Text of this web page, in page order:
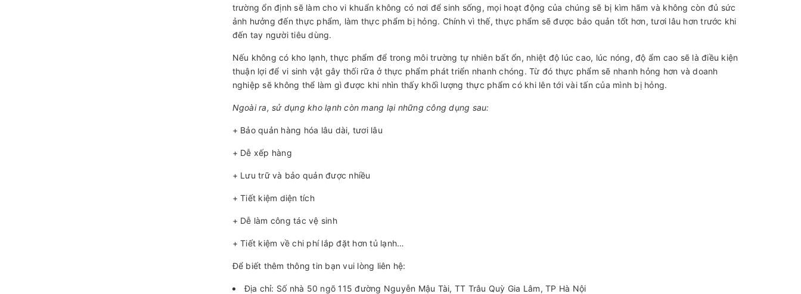
trường ổn định sẽ làm cho vi khuẩn không có nơi để sinh sống, mọi hoạt động của chúng sẽ bị kìm hãm và không còn đủ sức
ảnh hưởng đến thực phẩm, làm thực phẩm bị hỏng. Chính vì thế, thực phẩm sẽ được bảo quản tốt hơn, tươi lâu hơn trước khi
đến tay người tiêu dùng.
Nếu không có kho lạnh, thực phẩm để trong môi trường tự nhiên bất ổn, nhiệt độ lúc cao, lúc nóng, độ ẩm cao sẽ là điều kiện
thuận lợi để vi sinh vật gây thối rữa ở thực phẩm phát triển nhanh chóng. Từ đó thực phẩm sẽ nhanh hỏng hơn và doanh
nghiệp sẽ không thể làm gì được khi nhìn thấy khối lượng thực phẩm có khi lên tới vài tấn của mình bị hỏng.
Ngoài ra, sử dụng kho lạnh còn mang lại những công dụng sau:
+ Bảo quản hàng hóa lâu dài, tươi lâu
+ Dễ xếp hàng
+ Lưu trữ và bảo quản được nhiều
+ Tiết kiệm diện tích
+ Dễ làm công tác vệ sinh
+ Tiết kiệm về chi phí lắp đặt hơn tủ lạnh…
Để biết thêm thông tin bạn vui lòng liên hệ:
Địa chỉ: Số nhà 50 ngõ 115 đường Nguyễn Mậu Tài, TT Trâu Quỳ Gia Lâm, TP Hà Nội